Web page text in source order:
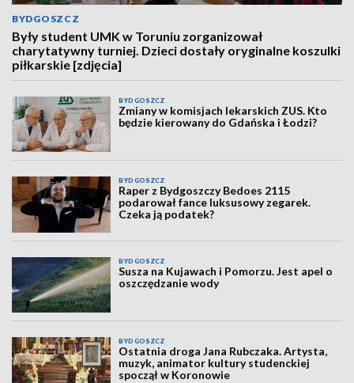
BYDGOSZCZ
Były student UMK w Toruniu zorganizował
charytatywny turniej. Dzieci dostały oryginalne koszulki
piłkarskie [zdjęcia]
BYDGOSZCZ
Zmiany w komisjach lekarskich ZUS. Kto
będzie kierowany do Gdańska i Łodzi?
BYDGOSZCZ
Raper z Bydgoszczy Bedoes 2115
podarował fance luksusowy zegarek.
Czeka ją podatek?
BYDGOSZCZ
Susza na Kujawach i Pomorzu. Jest apel o
oszczędzanie wody
BYDGOSZCZ
Ostatnia droga Jana Rubczaka. Artysta,
muzyk, animator kultury studenckiej
spoczął w Koronowie